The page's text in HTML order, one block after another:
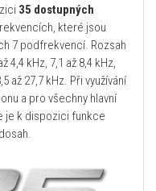
35 dostupných
které jsou
7 podfrekvencí. Rozsah
4,4 kHz, 7,1 až 8,4 kHz,
až 27,7 kHz. Při využívání
a pro všechny hlavní
je k dispozici funkce